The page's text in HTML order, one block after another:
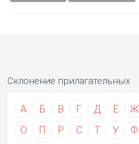
Склонение прилагательных
А Б В Г Д Е Ж
О
П Р С Т У Ф